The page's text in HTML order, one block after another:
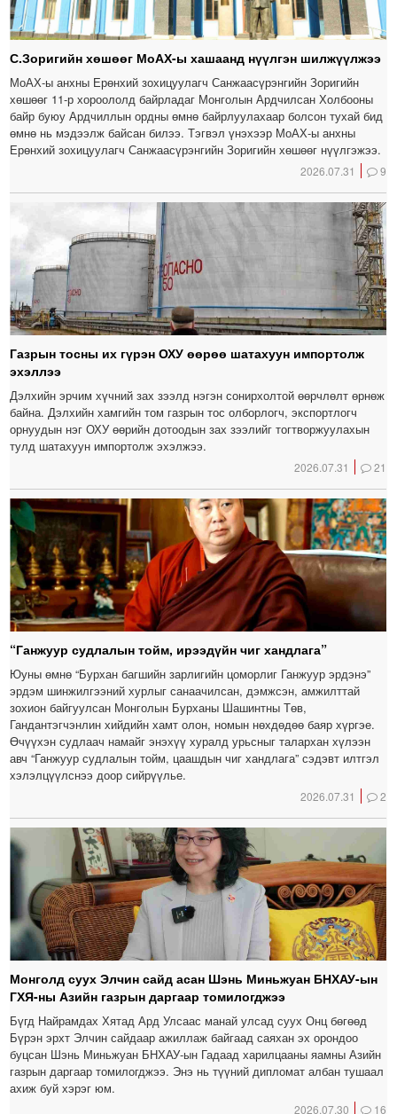
С.Зоригийн хөшөөг МоАХ-ы хашаанд нүүлгэн шилжүүлжээ
МоАХ-ы анхны Ерөнхий зохицуулагч Санжаасүрэнгийн Зоригийн
хөшөөг 11-р хороололд байрладаг Монголын Ардчилсан Холбооны
байр буюу Ардчиллын ордны өмнө байрлуулахаар болсон тухай бид
өмнө нь мэдээлж байсан билээ. Тэгвэл үнэхээр МоАХ-ы анхны
Ерөнхий зохицуулагч Санжаасүрэнгийн Зоригийн хөшөөг нүүлгэжээ.
2026.07.31 9
Газрын тосны их гүрэн ОХУ өөрөө шатахуун импортолж
эхэллээ
Дэлхийн эрчим хүчний зах зээлд нэгэн сонирхолтой өөрчлөлт өрнөж
байна. Дэлхийн хамгийн том газрын тос олборлогч, экспортлогч
орнуудын нэг ОХУ өөрийн дотоодын зах зээлийг тогтворжуулахын
тулд шатахуун импортолж эхэлжээ.
2026.07.31 21
“Ганжуур судлалын тойм, ирээдүйн чиг хандлага”
Юуны өмнө “Бурхан багшийн зарлигийн цоморлиг Ганжуур эрдэнэ”
эрдэм шинжилгээний хурлыг санаачилсан, дэмжсэн, амжилттай
зохион байгуулсан Монголын Бурханы Шашинтны Төв,
Гандантэгчэнлин хийдийн хамт олон, номын нөхдөдөө баяр хүргэе.
Өчүүхэн судлаач намайг энэхүү хуралд урьсныг талархан хүлээн
авч “Ганжуур судлалын тойм, цаашдын чиг хандлага” сэдэвт илтгэл
хэлэлцүүлснээ доор сийрүүлье.
2026.07.31 2
Монголд суух Элчин сайд асан Шэнь Миньжуан БНХАУ-ын
ГХЯ-ны Азийн газрын даргаар томилогджээ
Бүгд Найрамдах Хятад Ард Улсаас манай улсад суух Онц бөгөөд
Бүрэн эрхт Элчин сайдаар ажиллаж байгаад саяхан эх орондоо
буцсан Шэнь Миньжуан БНХАУ-ын Гадаад харилцааны яамны Азийн
газрын даргаар томилогджээ. Энэ нь түүний дипломат албан тушаал
ахиж буй хэрэг юм.
2026.07.30 16